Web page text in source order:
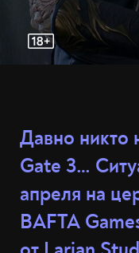
Давно никто
Gate 3…
апреля на
BAFTA